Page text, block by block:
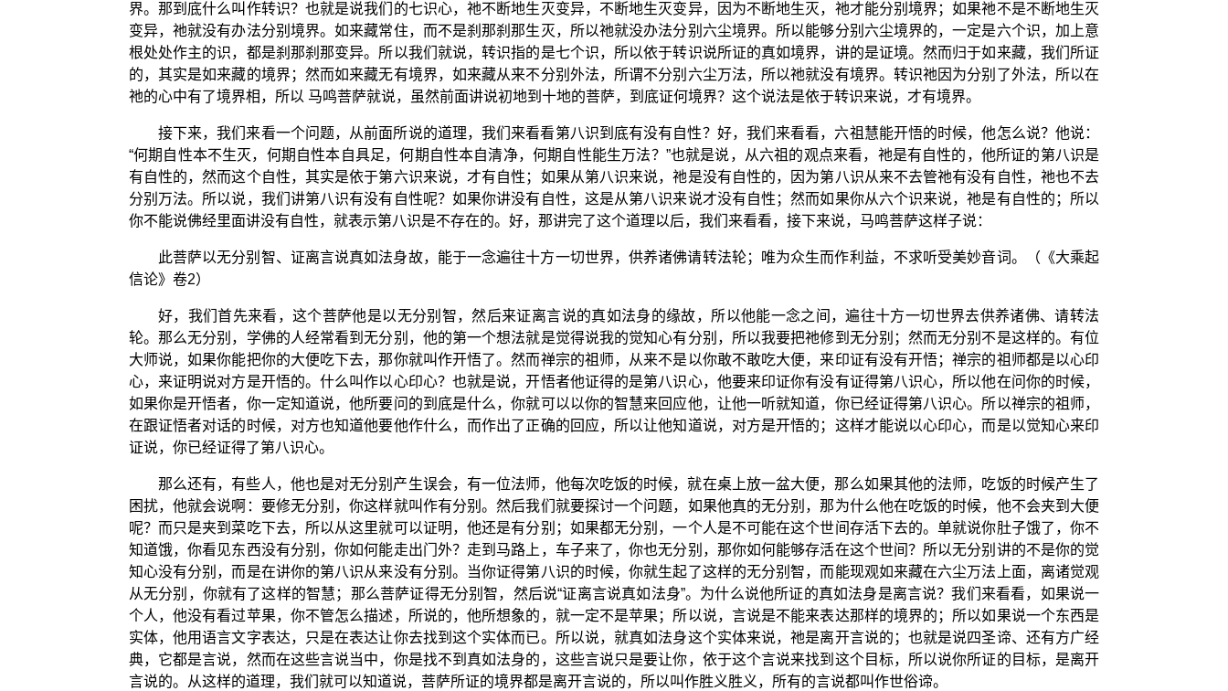
界。那到底什么叫作转识？也就是说我们的七识心，祂不断地生灭变异，不断地生灭变异，因为不断地生灭，祂才能分别境界；如果祂不是不断地生灭
变异，祂就没有办法分别境界。如来藏常住，而不是刹那刹那生灭，所以祂就没办法分别六尘境界。所以能够分别六尘境界的，一定是六个识，加上意
根处处作主的识，都是刹那刹那变异。所以我们就说，转识指的是七个识，所以依于转识说所证的真如境界，讲的是证境。然而归于如来藏，我们所证
的，其实是如来藏的境界；然而如来藏无有境界，如来藏从来不分别外法，所谓不分别六尘万法，所以祂就没有境界。转识祂因为分别了外法，所以在
祂的心中有了境界相，所以 马鸣菩萨就说，虽然前面讲说初地到十地的菩萨，到底证何境界？这个说法是依于转识来说，才有境界。
接下来，我们来看一个问题，从前面所说的道理，我们来看看第八识到底有没有自性？好，我们来看看，六祖慧能开悟的时候，他怎么说？他说：
“何期自性本不生灭，何期自性本自具足，何期自性本自清净，何期自性能生万法？”也就是说，从六祖的观点来看，祂是有自性的，他所证的第八识是
有自性的，然而这个自性，其实是依于第六识来说，才有自性；如果从第八识来说，祂是没有自性的，因为第八识从来不去管祂有没有自性，祂也不去
分别万法。所以说，我们讲第八识有没有自性呢？如果你讲没有自性，这是从第八识来说才没有自性；然而如果你从六个识来说，祂是有自性的；所以
你不能说佛经里面讲没有自性，就表示第八识是不存在的。好，那讲完了这个道理以后，我们来看看，接下来说，马鸣菩萨这样子说：
此菩萨以无分别智、证离言说真如法身故，能于一念遍往十方一切世界，供养诸佛请转法轮；唯为众生而作利益，不求听受美妙音词。（《大乘起
信论》卷2）
好，我们首先来看，这个菩萨他是以无分别智，然后来证离言说的真如法身的缘故，所以他能一念之间，遍往十方一切世界去供养诸佛、请转法
轮。那么无分别，学佛的人经常看到无分别，他的第一个想法就是觉得说我的觉知心有分别，所以我要把祂修到无分别；然而无分别不是这样的。有位
大师说，如果你能把你的大便吃下去，那你就叫作开悟了。然而禅宗的祖师，从来不是以你敢不敢吃大便，来印证有没有开悟；禅宗的祖师都是以心印
心，来证明说对方是开悟的。什么叫作以心印心？也就是说，开悟者他证得的是第八识心，他要来印证你有没有证得第八识心，所以他在问你的时候，
如果你是开悟者，你一定知道说，他所要问的到底是什么，你就可以以你的智慧来回应他，让他一听就知道，你已经证得第八识心。所以禅宗的祖师，
在跟证悟者对话的时候，对方也知道他要他作什么，而作出了正确的回应，所以让他知道说，对方是开悟的；这样才能说以心印心，而是以觉知心来印
证说，你已经证得了第八识心。
那么还有，有些人，他也是对无分别产生误会，有一位法师，他每次吃饭的时候，就在桌上放一盆大便，那么如果其他的法师，吃饭的时候产生了
困扰，他就会说啊：要修无分别，你这样就叫作有分别。然后我们就要探讨一个问题，如果他真的无分别，那为什么他在吃饭的时候，他不会夹到大便
呢？而只是夹到菜吃下去，所以从这里就可以证明，他还是有分别；如果都无分别，一个人是不可能在这个世间存活下去的。单就说你肚子饿了，你不
知道饿，你看见东西没有分别，你如何能走出门外？走到马路上，车子来了，你也无分别，那你如何能够存活在这个世间？所以无分别讲的不是你的觉
知心没有分别，而是在讲你的第八识从来没有分别。当你证得第八识的时候，你就生起了这样的无分别智，而能现观如来藏在六尘万法上面，离诸觉观
从无分别，你就有了这样的智慧；那么菩萨证得无分别智，然后说“证离言说真如法身”。为什么说他所证的真如法身是离言说？我们来看看，如果说一
个人，他没有看过苹果，你不管怎么描述，所说的，他所想象的，就一定不是苹果；所以说，言说是不能来表达那样的境界的；所以如果说一个东西是
实体，他用语言文字表达，只是在表达让你去找到这个实体而已。所以说，就真如法身这个实体来说，祂是离开言说的；也就是说四圣谛、还有方广经
典，它都是言说，然而在这些言说当中，你是找不到真如法身的，这些言说只是要让你，依于这个言说来找到这个目标，所以说你所证的目标，是离开
言说的。从这样的道理，我们就可以知道说，菩萨所证的境界都是离开言说的，所以叫作胜义胜义，所有的言说都叫作世俗谛。